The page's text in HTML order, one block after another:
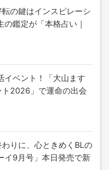
転の鍵はインスピレーシ
鑑定が「本格占い｜
イベント！「大山ます
2026」で運命の出会
わりに、心ときめくBLの
イ9月号」本日発売で新